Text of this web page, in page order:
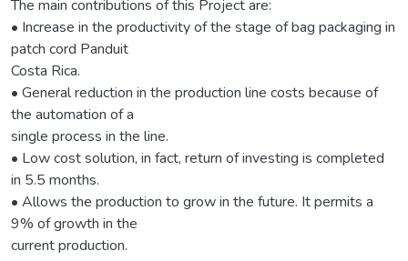
The main contributions of this Project are:
• Increase in the productivity of the stage of bag packaging in
patch cord Panduit
Costa Rica.
• General reduction in the production line costs because of
the automation of a
single process in the line.
• Low cost solution, in fact, return of investing is completed
in 5.5 months.
• Allows the production to grow in the future. It permits a
9% of growth in the
current production.